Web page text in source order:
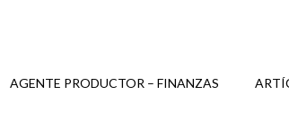
AGENTE PRODUCTOR – FINANZAS